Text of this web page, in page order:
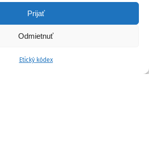
Prijať
Odmietnuť
Etický kódex